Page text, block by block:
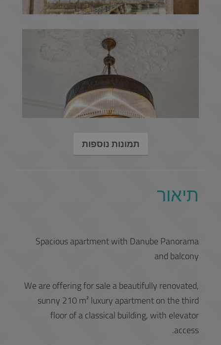
תמונות נוספות
תיאור
Spacious apartment with Danube Panorama
and balcony
We are offering for sale a beautifully renovated,
sunny 210 m² luxury apartment on the third
floor of a classical building, with elevator
access.